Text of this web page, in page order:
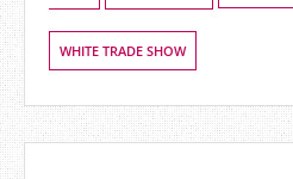
WHITE TRADE SHOW